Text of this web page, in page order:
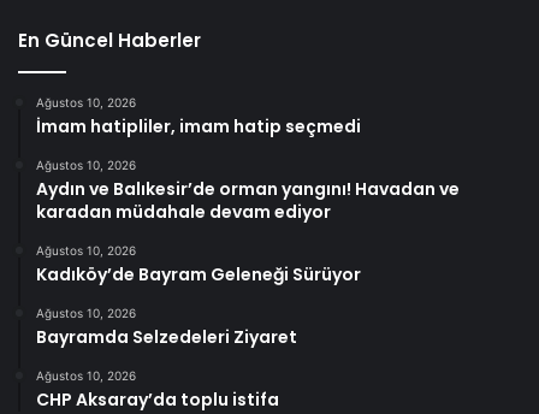
En Güncel Haberler
Ağustos 10, 2026
İmam hatipliler, imam hatip seçmedi
Ağustos 10, 2026
Aydın ve Balıkesir’de orman yangını! Havadan ve
karadan müdahale devam ediyor
Ağustos 10, 2026
Kadıköy’de Bayram Geleneği Sürüyor
Ağustos 10, 2026
Bayramda Selzedeleri Ziyaret
Ağustos 10, 2026
CHP Aksaray’da toplu istifa